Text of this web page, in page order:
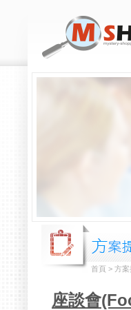
首頁 > 方
座談會